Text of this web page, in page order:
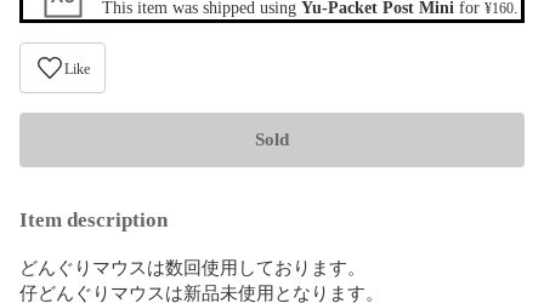
This item was shipped using Yu-Packet Post Mini for ¥160
Like
Sold
Item description
どんぐりマウスは数回使用しております。
仔どんぐりマウスは新品未使用となります。